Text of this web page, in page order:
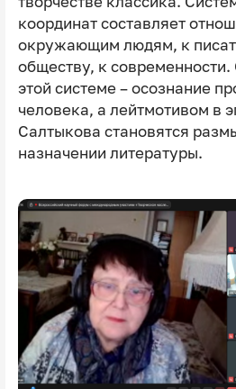
координат составляет
окружающим людям, к
обществу, к современности.
этой системе – осознание
человека, а лейтмотивом в
Салтыкова становятся
назначении литературы.